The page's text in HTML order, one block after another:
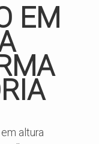
EM
altura